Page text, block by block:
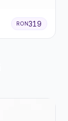
RON319